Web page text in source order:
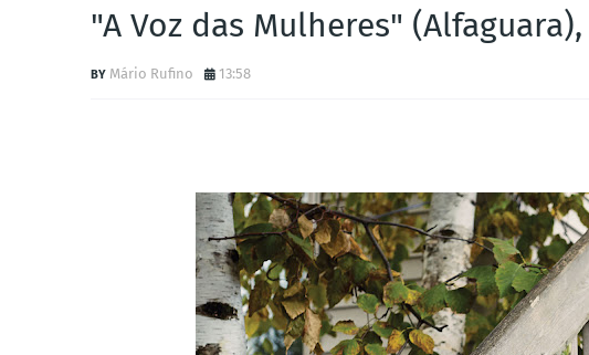
"A Voz das Mulheres"
Mário Rufino 13:58